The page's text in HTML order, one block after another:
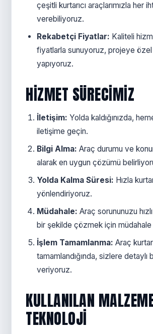
çeşitli kurtarıcı araçlarımızla her
verebiliyoruz.
Rekabetçi Fiyatlar: Kaliteli
fiyatlarla sunuyoruz, projeye özel
yapıyoruz.
HIZMET SÜRECIMIZ
İletişim: Yolda kaldığınızda,
iletişime geçin.
Bilgi Alma: Araç durumu ve
alarak en uygun çözümü
Yolda Kalma Süresi: Hızla
yönlendiriyoruz.
Müdahale: Araç sorununuzu
bir şekilde çözmek için
İşlem Tamamlanma: Araç
tamamlandığında, sizlere detaylı
veriyoruz.
KULLANILAN
TEKNOLOJI